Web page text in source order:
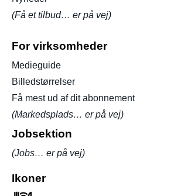
(Få et tilbud… er på vej)
For virksomheder
Medieguide
Billedstørrelser
Få mest ud af dit abonnement
(Markedsplads… er på vej)
Jobsektion
(Jobs… er på vej)
Ikoner